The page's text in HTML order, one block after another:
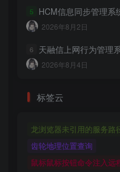
5 HCM信息同步管理系统
2026年8月2日
6 天融信上网行为管理
2026年8月4日
标签云
龙浏览器未引用的服务路
齿轮地理位置查询
鼠标鼠标按钮命令注入远